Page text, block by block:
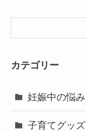
カテゴリー
妊娠中の悩み
子育てグッズ